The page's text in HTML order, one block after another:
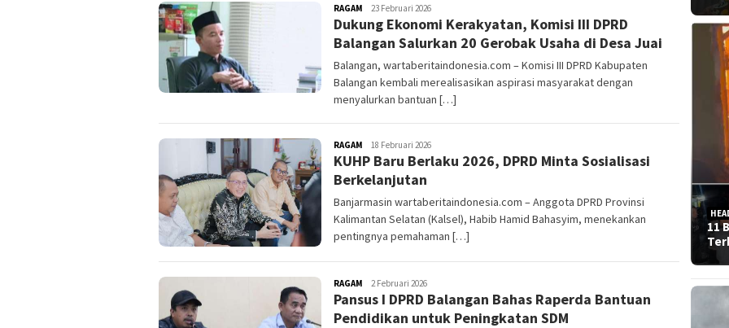
RAGAM admin
23 Februari 2026
Dukung Ekonomi Kerakyatan, Komisi III DPRD
Balangan Salurkan 20 Gerobak Usaha di Desa Juai
Balangan, wartaberitaindonesia.com – Komisi III DPRD Kabupaten
Balangan kembali merealisasikan aspirasi masyarakat dengan
menyalurkan bantuan […]
RAGAM admin
18 Februari 2026
KUHP Baru Berlaku 2026, DPRD Minta Sosialisasi
Berkelanjutan
Banjarmasin wartaberitaindonesia.com – Anggota DPRD Provinsi
Kalimantan Selatan (Kalsel), Habib Hamid Bahasyim, menekankan
pentingnya pemahaman […]
RAGAM admin
2 Februari 2026
Pansus I DPRD Balangan Bahas Raperda Bantuan
Pendidikan untuk Peningkatan SDM
11